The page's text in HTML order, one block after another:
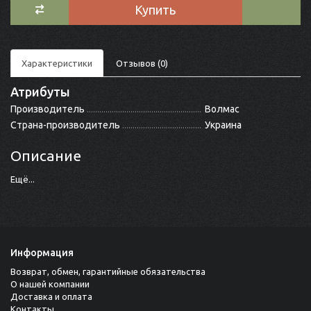
Купить
Характеристики Отзывов (0)
Атрибуты
Производитель
Волмас
Страна-производитель
Украина
Описание
Ещё...
Информация
Возврат, обмен, гарантийные обязательства
О нашей компании
Доставка и оплата
Контакты